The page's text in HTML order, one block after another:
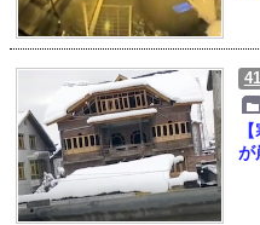
41
が